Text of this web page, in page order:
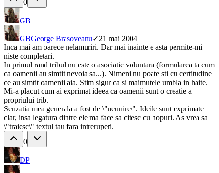
0
GB
GBGeorge Brasoveanu✓21 mai 2004
Inca mai am oarece nelamuriri. Dar mai inainte e asta permite-mi
niste completari.
In primul rand tribul nu este o asociatie voluntara (formularea ta cum
ca oamenii au simtit nevoia sa...). Nimeni nu poate sti cu certitudine
ce au simtit oamenii aia. Stim sigur ca si maimutele umbla in haite.
Mi-a placut cum ai exprimat ideea ca oamenii sunt o creatie a
propriului trib.
Senzatia mea generala a fost de \"neunire\". Ideile sunt exprimate
clar, insa legatura dintre ele ma face sa citesc cu hopuri. As vrea sa
\"traiesc\" textul tau fara intreruperi.
0
DP